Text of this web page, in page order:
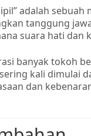
adalah
tanggung
suara hati dan
banyak tokoh
kali dimulai
dan